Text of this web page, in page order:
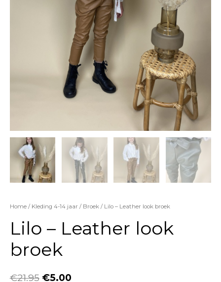
Home/ Kleding 4-14 jaar/ Broek/ Lilo – Leather look broek
Lilo – Leather look
broek
€21.95 €5.00